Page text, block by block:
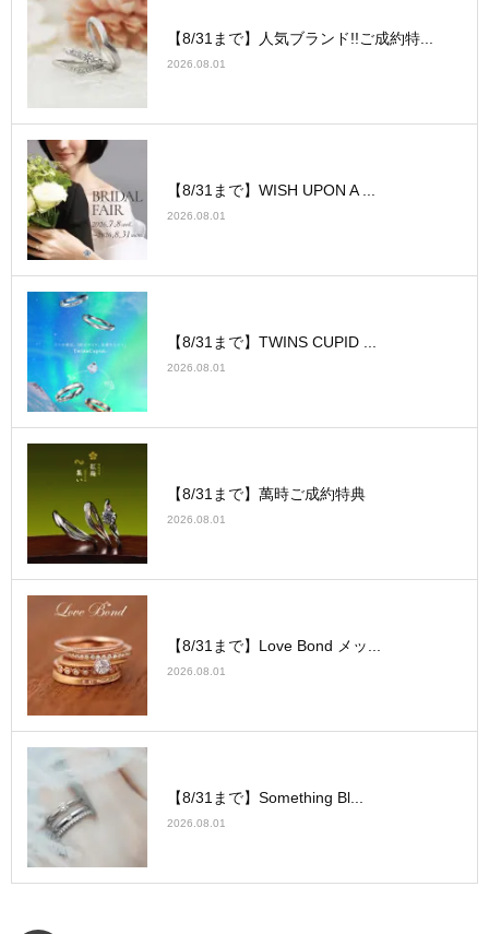
【8/31まで】人気ブランド!!ご成約特...
2026.08.01
【8/31まで】WISH UPON A ...
2026.08.01
【8/31まで】TWINS CUPID ...
2026.08.01
【8/31まで】萬時ご成約特典
2026.08.01
【8/31まで】Love Bond メッ...
2026.08.01
【8/31まで】Something Bl...
2026.08.01